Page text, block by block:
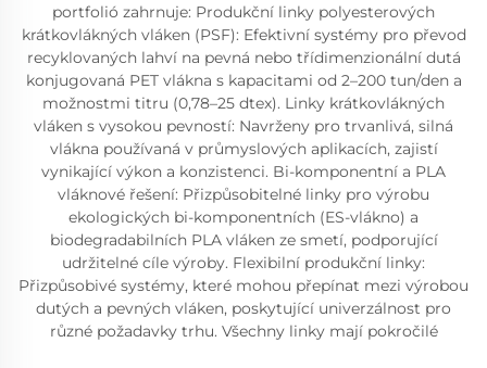
portfolió zahrnuje: Produkční linky polyesterových
krátkovlákných vláken (PSF): Efektivní systémy pro převod
recyklovaných lahví na pevná nebo třídimenzionální dutá
konjugovaná PET vlákna s kapacitami od 2–200 tun/den a
možnostmi titru (0,78–25 dtex). Linky krátkovlákných
vláken s vysokou pevností: Navrženy pro trvanlivá, silná
vlákna používaná v průmyslových aplikacích, zajistí
vynikající výkon a konzistenci. Bi-komponentní a PLA
vláknové řešení: Přizpůsobitelné linky pro výrobu
ekologických bi-komponentních (ES-vlákno) a
biodegradabilních PLA vláken ze smetí, podporující
udržitelné cíle výroby. Flexibilní produkční linky:
Přizpůsobivé systémy, které mohou přepínat mezi výrobou
dutých a pevných vláken, poskytující univerzálnost pro
různé požadavky trhu. Všechny linky mají pokročilé